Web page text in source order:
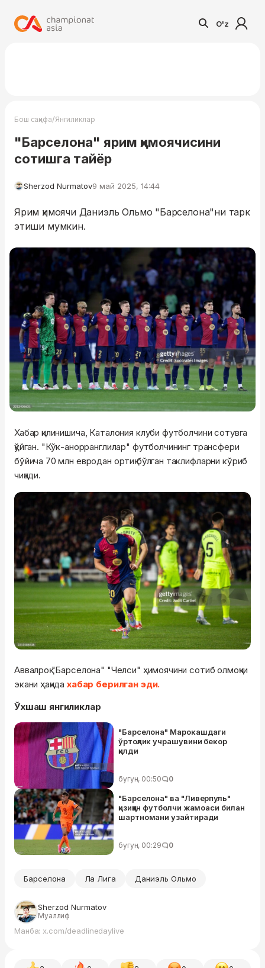
O'z
Бош саҳифа/Янгиликлар
"Барселона" ярим ҳимоячисини
сотишга тайёр
Sherzod Nurmatov9 май 2025, 14:44
Ярим ҳимоячи Даниэль Ольмо "Барселона"ни тарк
этиши мумкин.
Хабар қилинишича, Каталония клуби футболчини сотувга
қўйган. "Кўк-анорранглилар" футболчининг трансфери
бўйича 70 млн евродан ортиқ бўлган таклифларни кўриб
чиқади.
Аввалроқ "Барселона" "Челси" ҳимоячини сотиб олмоқчи
экани ҳақидахабар берилган эди.
Ўхшаш янгиликлар
"Барселона" Марокашдаги
ўртоқлик учрашувини бекор
қилди
бугун, 00:50 0
"Барселона" ва "Ливерпуль"
қизиққан футболчи жамоаси билан
шартномани узайтиради
бугун, 00:29 0
Барселона Ла Лига Даниэль Ольмо
Sherzod Nurmatov
Муаллиф
Манба: x.com/deadlinedaylive